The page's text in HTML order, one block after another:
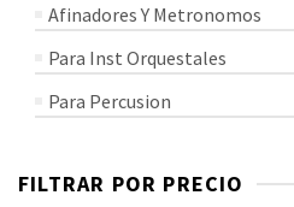
Afinadores Y Metronomos
Para Inst Orquestales
Para Percusion
FILTRAR POR PRECIO